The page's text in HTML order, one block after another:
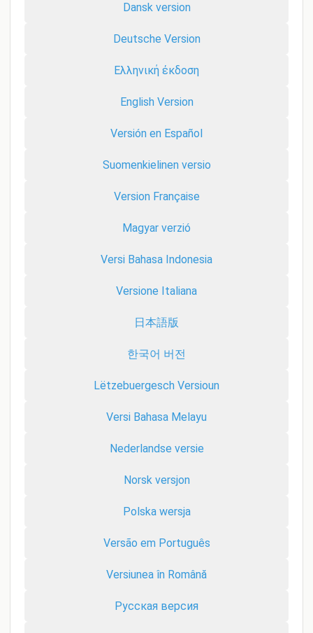
Dansk version
Deutsche Version
Ελληνική έκδοση
English Version
Versión en Español
Suomenkielinen versio
Version Française
Magyar verzió
Versi Bahasa Indonesia
Versione Italiana
日本語版
한국어 버전
Lëtzebuergesch Versioun
Versi Bahasa Melayu
Nederlandse versie
Norsk versjon
Polska wersja
Versão em Português
Versiunea în Română
Русская версия